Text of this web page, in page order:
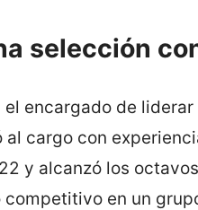
selección
encargado de
cargo con
y alcanzó los
en un